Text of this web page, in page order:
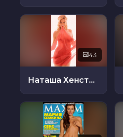
43
Наташа Хенстридж